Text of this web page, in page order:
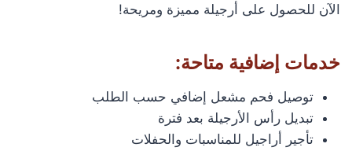
الآن للحصول على أرجيلة مميزة ومريحة!
خدمات إضافية متاحة:
توصيل فحم مشعل إضافي حسب الطلب
تبديل رأس الأرجيلة بعد فترة
تأجير أراجيل للمناسبات والحفلات